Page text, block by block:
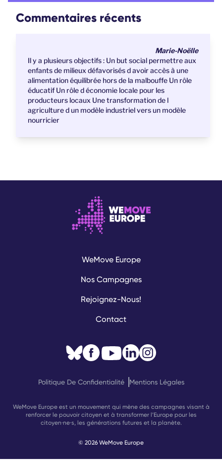
Commentaires récents
Marie-Noëlle
Il y a plusieurs objectifs : Un but social permettre aux
enfants de milieux défavorisés d avoir accès à une
alimentation équilibrée hors de la malbouffe Un rôle
éducatif Un rôle d économie locale pour les
producteurs locaux Une transformation de l
agriculture d un modèle industriel vers un modèle
nourricier
WeMove Europe
Nos Campagnes
Rejoignez-Nous!
Contact
WeMove Europe est un mouvement qui mène des campagnes visant à
renforcer le pouvoir citoyen et à transformer l’Europe pour les
citoyen·ne·s, les générations futures et la planète.
© 2026 WeMove Europe
Politique De Confidentialité Mentions Légales